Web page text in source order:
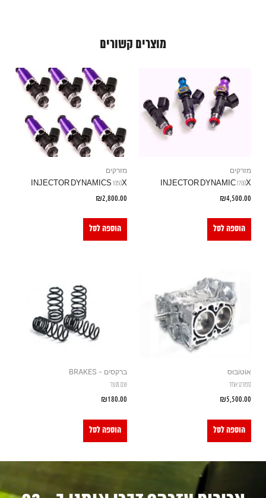
מוצרים קשורים
מזרקים
INJECTOR DYNAMIC 1700X
₪4,500.00
הוספה לסל
מזרקים
INJECTOR DYNAMICS 1050X
₪2,800.00
הוספה לסל
אוֹטוֹבּוּס
ספורט אחד
₪5,500.00
הוספה לסל
ברקסים - BRAKES
שם מוצר
₪180.00
הוספה לסל